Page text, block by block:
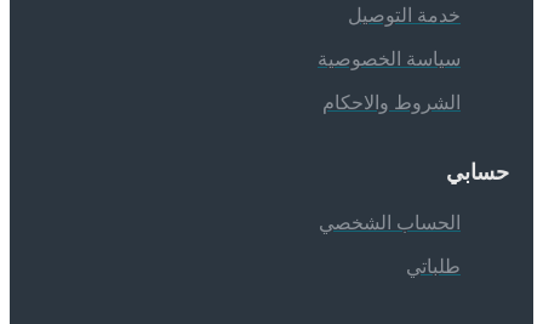
خدمة التوصيل
سياسة الخصوصية
الشروط والاحكام
الحساب الشخصي
طلباتي